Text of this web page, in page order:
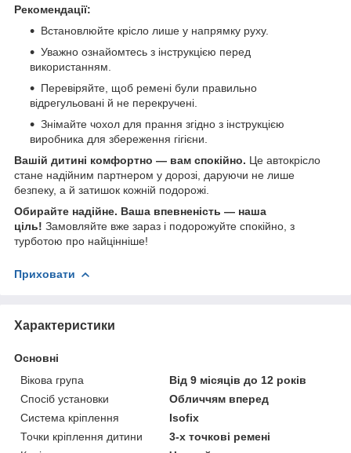
Рекомендації:
Встановлюйте крісло лише у напрямку руху.
Уважно ознайомтесь з інструкцією перед
використанням.
Перевіряйте, щоб ремені були правильно
відрегульовані й не перекручені.
Знімайте чохол для прання згідно з інструкцією
виробника для збереження гігієни.
Вашій дитині комфортно — вам спокійно. Це автокрісло
стане надійним партнером у дорозі, даруючи не лише
безпеку, а й затишок кожній подорожі.
Обирайте надійне. Ваша впевненість — наша
ціль! Замовляйте вже зараз і подорожуйте спокійно, з
турботою про найцінніше!
Приховати
Характеристики
Основні
Вікова група
Від 9 місяців до 12 років
Спосіб установки
Обличчям вперед
Система кріплення
Isofix
Точки кріплення дитини
3-х точкові ремені